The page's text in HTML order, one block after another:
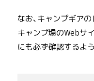
なお、キャンプギア
キャンプ場のWebサ
にも必ず確認するよ